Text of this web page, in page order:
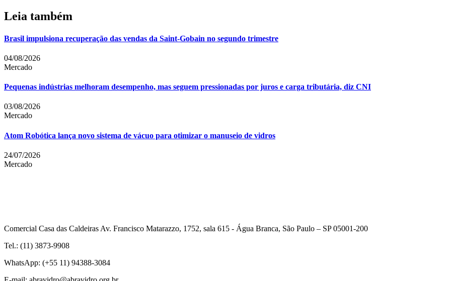
Leia também
Brasil impulsiona recuperação das vendas da Saint-Gobain no segundo trimestre
04/08/2026
Mercado
Pequenas indústrias melhoram desempenho, mas seguem pressionadas por juros e carga tributária, diz CNI
03/08/2026
Mercado
Atom Robótica lança novo sistema de vácuo para otimizar o manuseio de vidros
24/07/2026
Mercado
Comercial Casa das Caldeiras Av. Francisco Matarazzo, 1752, sala 615 - Água Branca, São Paulo – SP 05001-200
Tel.: (11) 3873-9908
WhatsApp: (+55 11) 94388-3084